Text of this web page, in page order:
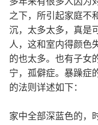
之下，所引起家庭不
沉，太多太多，真是
人，这和室内得颜色
的也太多。也有子女
宁，孤僻症。暴躁症
的法则详述如下：
家中全部深蓝色的，